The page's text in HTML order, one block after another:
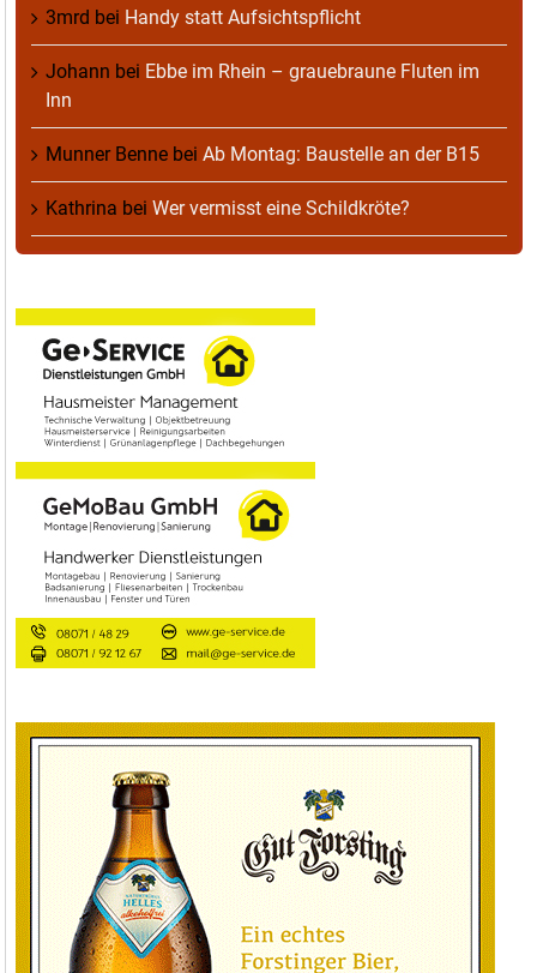
3mrd bei Handy statt Aufsichtspflicht
Johann bei Ebbe im Rhein – grauebraune Fluten im
Inn
Munner Benne bei Ab Montag: Baustelle an der B15
Kathrina bei Wer vermisst eine Schildkröte?